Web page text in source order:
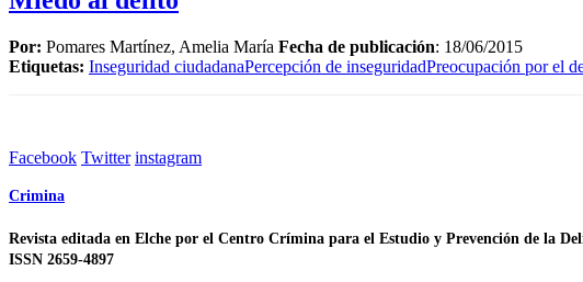
Por: Pomares Martínez, Amelia María Fecha de publicación: 18/06/2015
Etiquetas: Inseguridad ciudadanaPercepción de inseguridadPreocupación por el
Facebook Twitter instagram
Crimina
Revista editada en Elche por el Centro Crímina para el Estudio y Prevención de la
ISSN 2659-4897